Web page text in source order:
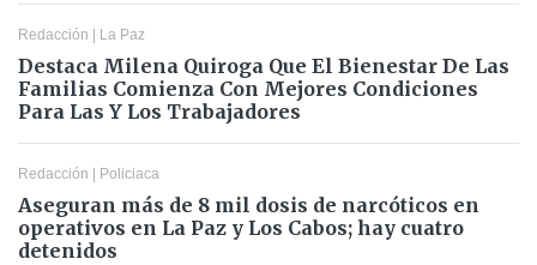
Redacción La Paz
Destaca Milena Quiroga Que El Bienestar De Las
Familias Comienza Con Mejores Condiciones
Para Las Y Los Trabajadores
Redacción Policiaca
Aseguran más de 8 mil dosis de narcóticos en
operativos en La Paz y Los Cabos; hay cuatro
detenidos